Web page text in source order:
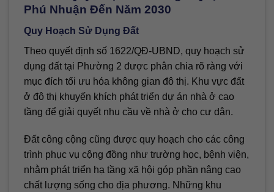
Phú Nhuận Đến Năm 2030
Quy Hoạch Sử Dụng Đất
Theo quyết định số 1622/QĐ-UBND, quy hoạch sử
dụng đất tại Phường 2 được phân chia rõ ràng với
mục đích tối ưu hóa không gian đô thị. Khu vực đất
ở đô thị khuyến khích phát triển dự án nhà ở cao
tầng để giải quyết nhu cầu về nhà ở cho cư dân.
Đất công cộng cũng được quy hoạch cho các công
trình phục vụ cộng đồng như trường học, bệnh viện,
nhằm phát triển hạ tầng xã hội góp phần nâng cao
chất lượng sống cho địa phương. Những khu